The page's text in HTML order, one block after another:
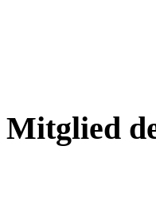
Mitglied